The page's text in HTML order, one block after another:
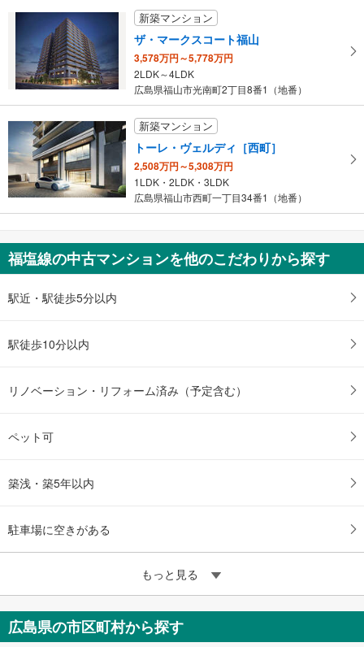
新築マンション
ザ・マークスコート福山
3,578万円～5,778万円
2LDK～4LDK
広島県福山市光南町2丁目8番1（地番）
新築マンション
トーレ・ヴェルディ［西町］
2,508万円～5,308万円
1LDK・2LDK・3LDK
広島県福山市西町一丁目34番1（地番）
福塩線の中古マンションを他のこだわりから探す
駅近・駅徒歩5分以内
駅徒歩10分以内
リノベーション・リフォーム済み（予定含む）
ペット可
築浅・築5年以内
駐車場に空きがある
もっと見る
広島県の市区町村から探す